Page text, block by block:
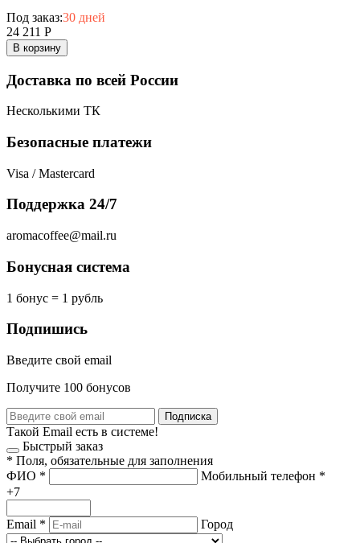
Под заказ:30 дней
24 211 Р
В корзину
Доставка по всей России
Несколькими ТК
Безопасные платежи
Visa / Mastercard
Поддержка 24/7
aromacoffee@mail.ru
Бонусная система
1 бонус = 1 рубль
Подпишись
Введите свой email
Получите 100 бонусов
Подписка
Такой Email есть в системе!
Быстрый заказ
* Поля, обязательные для заполнения
ФИО * Мобильный телефон *
+7
Email * Город